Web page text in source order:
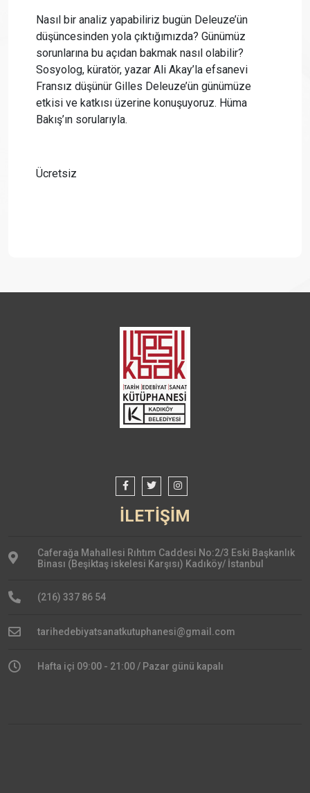
Nasıl bir analiz yapabiliriz bugün Deleuze’ün
düşüncesinden yola çıktığımızda? Günümüz
sorunlarına bu açıdan bakmak nasıl olabilir?
Sosyolog, küratör, yazar Ali Akay’la efsanevi
Fransız düşünür Gilles Deleuze’ün günümüze
etkisi ve katkısı üzerine konuşuyoruz. Hüma
Bakış’ın sorularıyla.
Ücretsiz
İLETİŞİM
Caferağa Mahallesi Rıhtım Caddesi No:2/3 Eski Başkanlık
Binası (Beşiktaş iskelesi Karşısı) Kadıköy/ İstanbul
(216) 337 86 54
tarihedebiyatsanatkutuphanesi@gmail.com
Hafta içi 09:00 - 21:00 / Pazar günü kapalı